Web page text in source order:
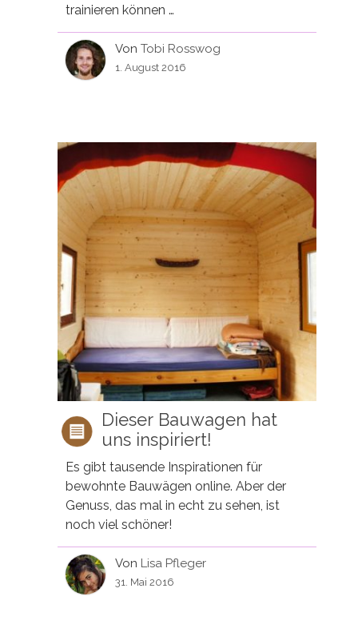
trainieren können …
VonTobi Rosswog
1. August 2016
Dieser Bauwagen hat
uns inspiriert!
Es gibt tausende Inspirationen für
bewohnte Bauwägen online. Aber der
Genuss, das mal in echt zu sehen, ist
noch viel schöner!
Von Lisa Pfleger
31. Mai 2016